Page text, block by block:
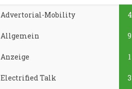
Advertorial-Mobility 4
Allgemein 9
Anzeige 1
Electrified Talk 3